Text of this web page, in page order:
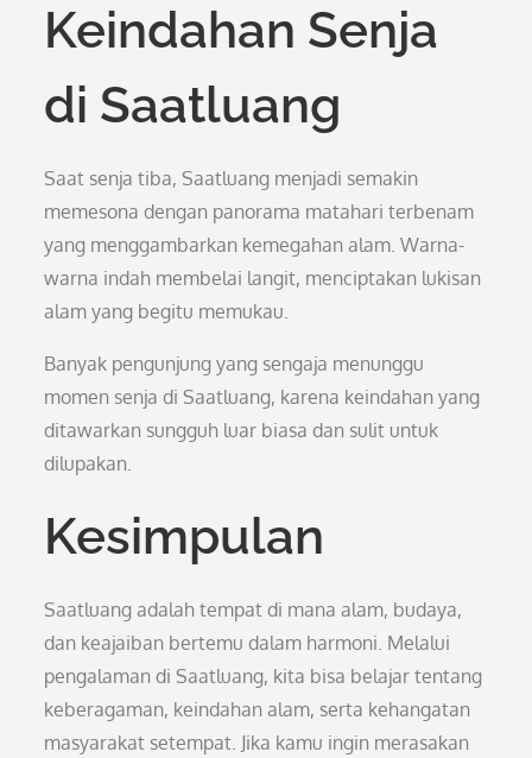
Keindahan Senja
di Saatluang
Saat senja tiba, Saatluang menjadi semakin
memesona dengan panorama matahari terbenam
yang menggambarkan kemegahan alam. Warna-
warna indah membelai langit, menciptakan lukisan
alam yang begitu memukau.
Banyak pengunjung yang sengaja menunggu
momen senja di Saatluang, karena keindahan yang
ditawarkan sungguh luar biasa dan sulit untuk
dilupakan.
Kesimpulan
Saatluang adalah tempat di mana alam, budaya,
dan keajaiban bertemu dalam harmoni. Melalui
pengalaman di Saatluang, kita bisa belajar tentang
keberagaman, keindahan alam, serta kehangatan
masyarakat setempat. Jika kamu ingin merasakan